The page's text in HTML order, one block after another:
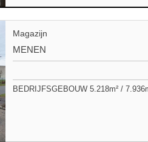
Magazijn
MENEN
BEDRIJFSGEBOUW 5.218m² /